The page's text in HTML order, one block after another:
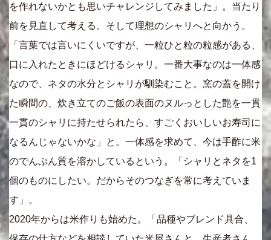
を作れないかとも思いチャレンジしてみました」。当たり
前を見直して考える。そして理想のシャリへと向かう。
「言葉では言いにくいですが、一粒ひと粒の粒感がある、
口に入れたときにほどけるシャリ。一番大事なのは一体感
なので、ネタの水分とシャリが馴染むこと。窯の蓋を開け
た瞬間の、炊き立てのご飯の表面のヌルっとした艶を一貫
一貫のシャリに持たせられたら、すごくおいしいお寿司に
なるんじゃないかな」と。一体感を求めて、今は手酢に米
のでんぷん質を溶かしているという。「シャリとネタを1
個のものにしたい。だからそのつなぎを常に考えていま
す」。
2020年からは米作りも始めた。「品種やブレンド具合、